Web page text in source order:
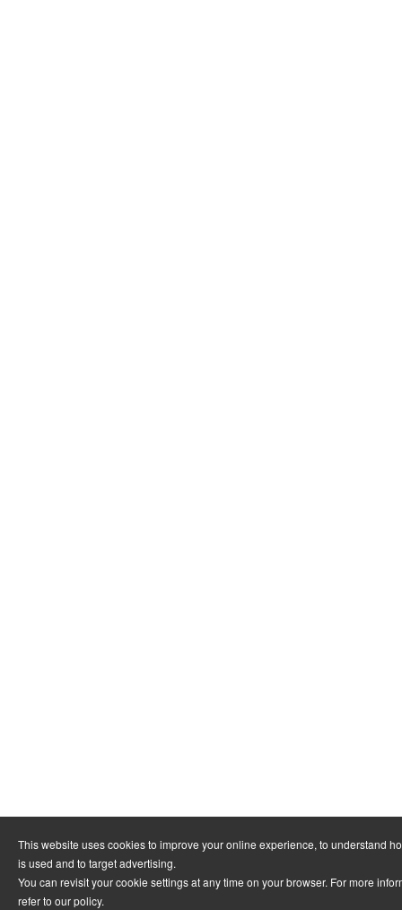
This website uses cookies to improve your online experience, to understand
is used and to target advertising.
You can revisit your cookie settings at any time on your browser. For more
refer to our policy.